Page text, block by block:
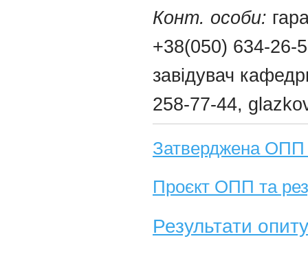
Конт. особи:
+38(050) 634-26-
завідувач
258-77-44,
Затверджена ОПП
Проєкт ОПП та
Результати